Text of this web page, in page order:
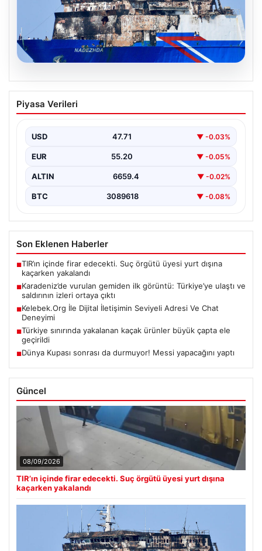
08.08.2026
Karadeniz’de vurulan gemiden ilk
görüntü: Türkiye’ye ulaştı ve saldırının
Son dakika gelişmesiyle, Karadeniz'de saldırıya uğrayan
…
Piyasa Verileri
USD 47.71 ▼ -0.03%
EUR 55.20 ▼ -0.05%
ALTIN 6659.4 ▼ -0.02%
BTC 3089618 ▼ -0.08%
Son Eklenen Haberler
■TIR’ın içinde firar edecekti. Suç örgütü üyesi yurt dışına
kaçarken yakalandı
■Karadeniz’de vurulan gemiden ilk görüntü: Türkiye’ye ulaştı ve
saldırının izleri ortaya çıktı
■Kelebek.Org İle Dijital İletişimin Seviyeli Adresi Ve Chat
Deneyimi
■Türkiye sınırında yakalanan kaçak ürünler büyük çapta ele
geçirildi
■Dünya Kupası sonrası da durmuyor! Messi yapacağını yaptı
Güncel
08/09/2026
TIR’ın içinde firar edecekti. Suç örgütü üyesi yurt dışına
kaçarken yakalandı